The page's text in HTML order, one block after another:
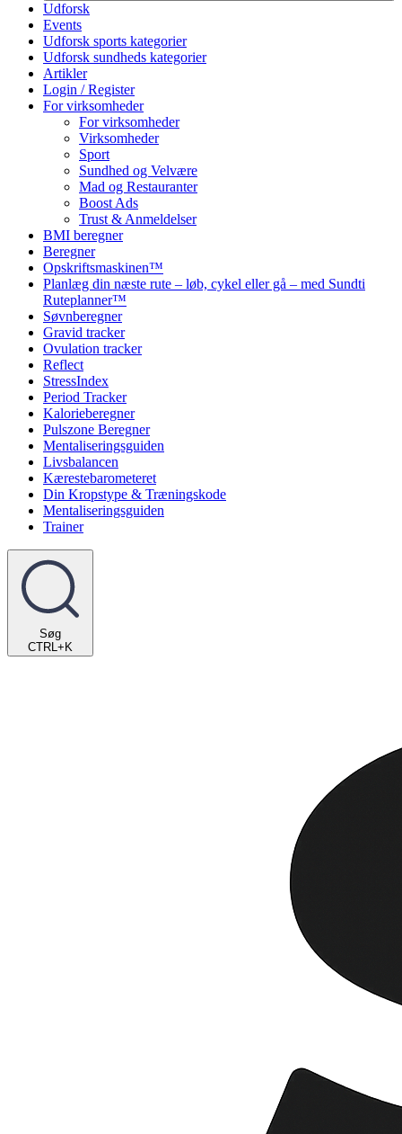
Udforsk
Events
Udforsk sports kategorier
Udforsk sundheds kategorier
Artikler
Login / Register
For virksomheder
For virksomheder
Virksomheder
Sport
Sundhed og Velvære
Mad og Restauranter
Boost Ads
Trust & Anmeldelser
BMI beregner
Beregner
Opskriftsmaskinen™
Planlæg din næste rute – løb, cykel eller gå – med Sundti
Ruteplanner™
Søvnberegner
Gravid tracker
Ovulation tracker
Reflect
StressIndex
Period Tracker
Kalorieberegner
Pulszone Beregner
Mentaliseringsguiden
Livsbalancen
Kærestebarometeret
Din Kropstype & Træningskode
Mentaliseringsguiden
Trainer
Søg
CTRL+K